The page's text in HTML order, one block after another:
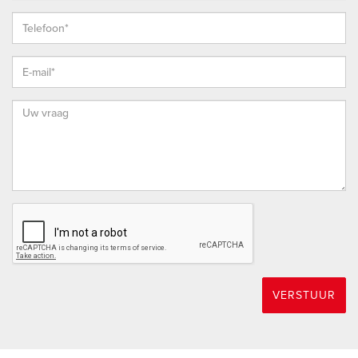
Meetinstructie en een clausule over de onderzoeksplicht van
koper.
* Vanzelfsprekend staat het je vrij om, indien gewenst, elke
bouwkundige (behoudens de Vereniging Eigen Huis) uit te
nodigen de woning bouwkundig voor je te keuren teneinde
jezelf een goed beeld te kunnen vormen van de
HOEKSCHE WAARD
De Hoeksche Waard is een eiland ten zuiden van Rotterdam
met een oppervlakte van 27.420 hectare, telt ruim 88.000
inwoners en is sinds 2019 samengevoegd in 1 gelijknamige
open en landelijk karakter op de lange termijn verzekerd en
door de versterking van natuurwaarden zal het er altijd goed
VERSTUUR